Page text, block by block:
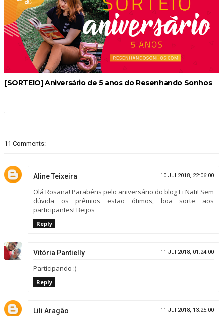
[SORTEIO] Aniversário de 5 anos do Resenhando Sonhos
11 Comments:
Aline Teixeira 10 Jul 2018, 22:06:00
Olá Rosana! Parabéns pelo aniversário do blog Ei Nati! Sem
dúvida os prêmios estão ótimos, boa sorte aos
participantes! Beijos
Reply
Vitória Pantielly 11 Jul 2018, 01:24:00
Participando :)
Reply
Lili Aragão 11 Jul 2018, 13:25:00